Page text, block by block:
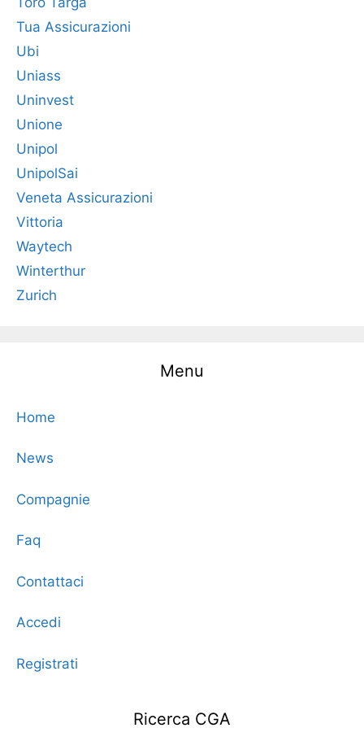
Tua Assicurazioni
Ubi
Uniass
Uninvest
Unione
Unipol
UnipolSai
Veneta Assicurazioni
Vittoria
Waytech
Winterthur
Zurich
Menu
Home
News
Compagnie
Faq
Contattaci
Accedi
Registrati
Ricerca CGA